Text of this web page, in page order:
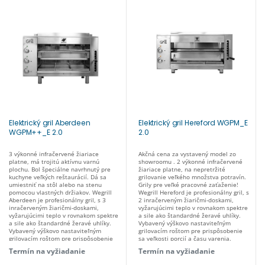
Elektrický gril Aberdeen
WGPM++_E 2.0
3 výkonné infračervené žiariace
platne, má trojitú aktívnu varnú
plochu. Bol špeciálne navrhnutý pre
kuchyne veľkých reštaurácií. Dá sa
umiestniť na stôl alebo na stenu
pomocou vlastných držiakov. Wegrill
Aberdeen je profesionálny gril, s 3
inračerveným žiaričmi-doskami,
vyžarujúcimi teplo v rovnakom spektre
a sile ako štandardné žeravé uhlíky.
Vybavený výškovo nastaviteľným
grilovacím roštom pre prispôsobenie
Potenciometer, regulujúci energiu infra
Termín na vyžiadanie
Elektrický gril Hereford WGPM_E
2.0
Akčná cena za vystavený model zo
showroomu . 2 výkonné infračervené
žiariace platne, na nepretržité
grilovanie veľkého množstva potravín.
Grily pre veľké pracovné zaťaženie!
Wegrill Hereford je profesionálny gril, s
2 inračerveným žiaričmi-doskami,
vyžarujúcimi teplo v rovnakom spektre
a sile ako štandardné žeravé uhlíky.
Vybavený výškovo nastaviteľným
grilovacím roštom pre prispôsobenie
sa veľkosti porcií a času varenia.
žiarenia. Pripravený na použitie za pár
Termín na vyžiadanie